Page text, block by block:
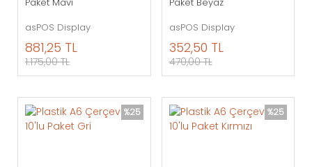
asPOS Display
881,25 TL
1.175,00 TL
asPOS Display
352,50 TL
470,00 TL
%25 %25